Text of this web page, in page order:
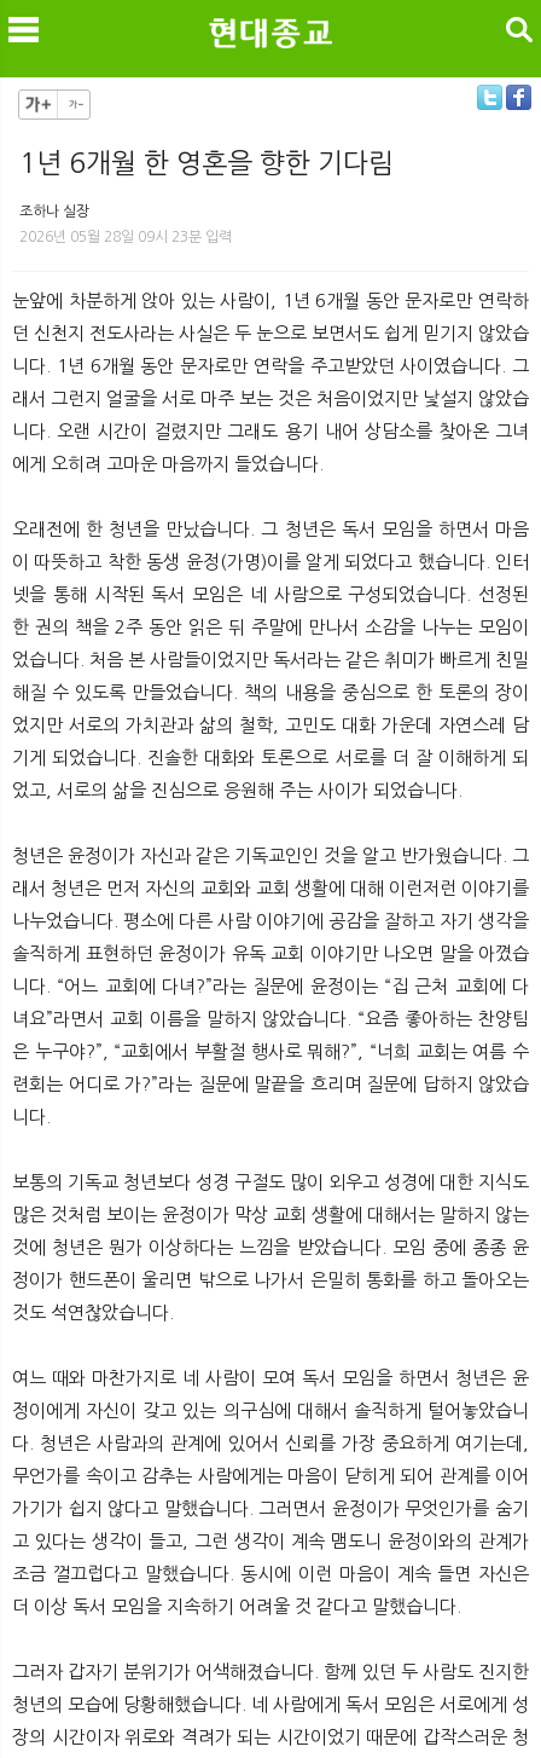
뉴 색
검색
1년 6개월 한 영혼을 향한 기다림
조하나 실장
2026년 05월 28일 09시 23분 입력
눈앞에 차분하게 앉아 있는 사람이, 1년 6개월 동안 문자로만 연락하
던 신천지 전도사라는 사실은 두 눈으로 보면서도 쉽게 믿기지 않았습
니다. 1년 6개월 동안 문자로만 연락을 주고받았던 사이였습니다. 그
래서 그런지 얼굴을 서로 마주 보는 것은 처음이었지만 낯설지 않았습
니다. 오랜 시간이 걸렸지만 그래도 용기 내어 상담소를 찾아온 그녀
에게 오히려 고마운 마음까지 들었습니다.
오래전에 한 청년을 만났습니다. 그 청년은 독서 모임을 하면서 마음
이 따뜻하고 착한 동생 윤정(가명)이를 알게 되었다고 했습니다. 인터
넷을 통해 시작된 독서 모임은 네 사람으로 구성되었습니다. 선정된
한 권의 책을 2주 동안 읽은 뒤 주말에 만나서 소감을 나누는 모임이
었습니다. 처음 본 사람들이었지만 독서라는 같은 취미가 빠르게 친밀
해질 수 있도록 만들었습니다. 책의 내용을 중심으로 한 토론의 장이
었지만 서로의 가치관과 삶의 철학, 고민도 대화 가운데 자연스레 담
기게 되었습니다. 진솔한 대화와 토론으로 서로를 더 잘 이해하게 되
었고, 서로의 삶을 진심으로 응원해 주는 사이가 되었습니다.
청년은 윤정이가 자신과 같은 기독교인인 것을 알고 반가웠습니다. 그
래서 청년은 먼저 자신의 교회와 교회 생활에 대해 이런저런 이야기를
나누었습니다. 평소에 다른 사람 이야기에 공감을 잘하고 자기 생각을
솔직하게 표현하던 윤정이가 유독 교회 이야기만 나오면 말을 아꼈습
니다. “어느 교회에 다녀?”라는 질문에 윤정이는 “집 근처 교회에 다
녀요”라면서 교회 이름을 말하지 않았습니다. “요즘 좋아하는 찬양팀
은 누구야?”, “교회에서 부활절 행사로 뭐해?”, “너희 교회는 여름 수
련회는 어디로 가?”라는 질문에 말끝을 흐리며 질문에 답하지 않았습
니다.
보통의 기독교 청년보다 성경 구절도 많이 외우고 성경에 대한 지식도
많은 것처럼 보이는 윤정이가 막상 교회 생활에 대해서는 말하지 않는
것에 청년은 뭔가 이상하다는 느낌을 받았습니다. 모임 중에 종종 윤
정이가 핸드폰이 울리면 밖으로 나가서 은밀히 통화를 하고 돌아오는
것도 석연찮았습니다.
여느 때와 마찬가지로 네 사람이 모여 독서 모임을 하면서 청년은 윤
정이에게 자신이 갖고 있는 의구심에 대해서 솔직하게 털어놓았습니
다. 청년은 사람과의 관계에 있어서 신뢰를 가장 중요하게 여기는데,
무언가를 속이고 감추는 사람에게는 마음이 닫히게 되어 관계를 이어
가기가 쉽지 않다고 말했습니다. 그러면서 윤정이가 무엇인가를 숨기
고 있다는 생각이 들고, 그런 생각이 계속 맴도니 윤정이와의 관계가
조금 껄끄럽다고 말했습니다. 동시에 이런 마음이 계속 들면 자신은
더 이상 독서 모임을 지속하기 어려울 것 같다고 말했습니다.
그러자 갑자기 분위기가 어색해졌습니다. 함께 있던 두 사람도 진지한
청년의 모습에 당황해했습니다. 네 사람에게 독서 모임은 서로에게 성
장의 시간이자 위로와 격려가 되는 시간이었기 때문에 갑작스러운 청